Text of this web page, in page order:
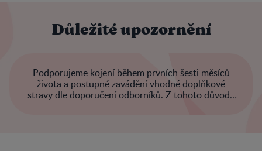
Důležité upozornění
Podporujeme kojení během prvních šesti měsíců
života a postupné zavádění vhodné doplňkové
stravy dle doporučení odborníků. Z tohoto důvodu